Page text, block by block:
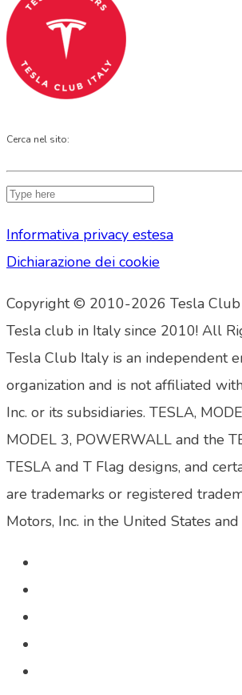
Cerca nel sito:
Informativa privacy estesa
Dichiarazione dei cookie
Copyright © 2010-2026 Tesla
Tesla club in Italy since 2010! All
Tesla Club Italy is an independent
organization and is not affiliated
Inc. or its subsidiaries. TESLA,
MODEL 3, POWERWALL and the
TESLA and T Flag designs, and
are trademarks or registered
Motors, Inc. in the United States